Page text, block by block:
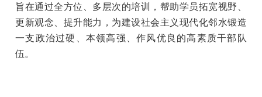
旨在通过全方位、多层次的培训，帮助学员拓宽视野、
更新观念、提升能力，为建设社会主义现代化邻水锻造
一支政治过硬、本领高强、作风优良的高素质干部队
伍。